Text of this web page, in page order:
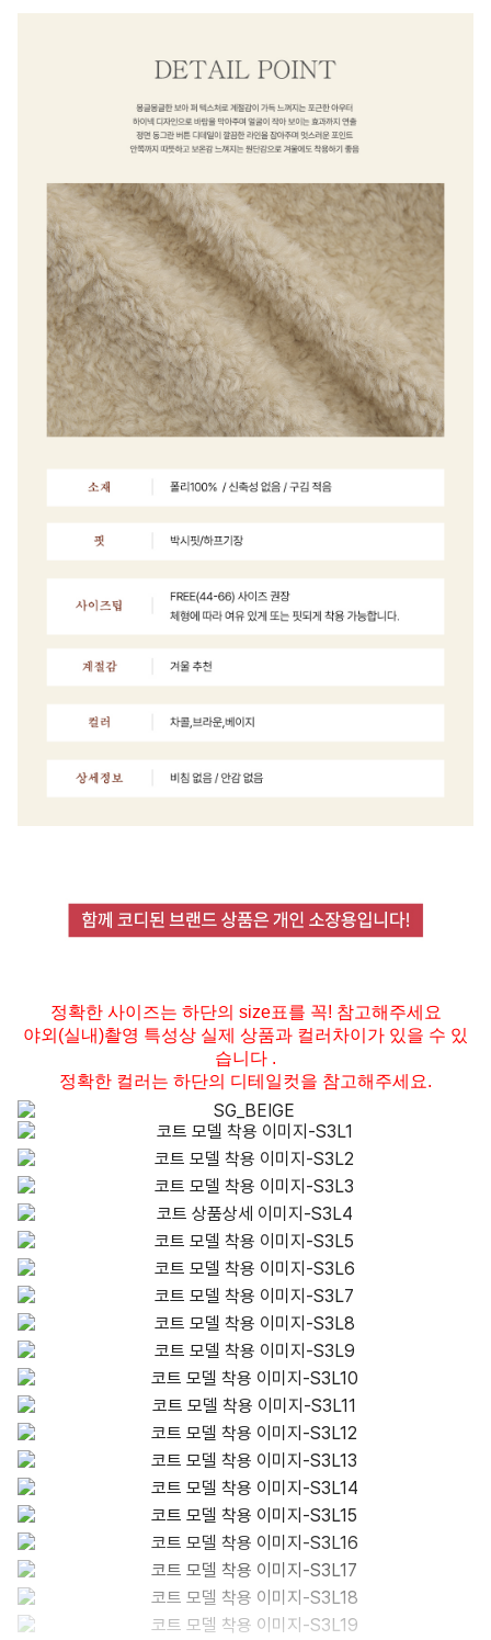
정확한 사이즈는 하단의 size표를 꼭! 참고해주세요
야외(실내)촬영 특성상 실제 상품과 컬러차이가 있을 수 있
습니다 .
정확한 컬러는 하단의 디테일컷을 참고해주세요.